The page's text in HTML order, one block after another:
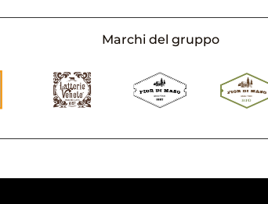
Marchi del gruppo